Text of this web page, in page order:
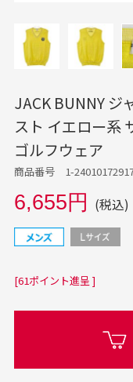
JACK BUNNY ジ
スト イエロー系
ゴルフウェア
商品番号 1-
6,655円 (税込)
[61ポイント進呈 ]